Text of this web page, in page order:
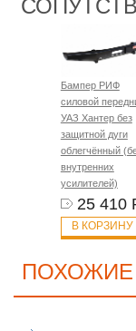
Бампер РИФ
силовой
УАЗ Хантер без
защитной дуги
облегчённый
внутренних
усилителей)
25 410
В КОРЗИНУ